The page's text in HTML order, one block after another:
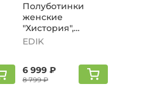
Полуботинки
женские
"Хистория",
бордовый
EDIK
6 999 ₽
8 799 ₽